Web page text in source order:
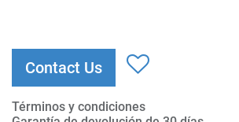
Contact Us
Términos y condiciones